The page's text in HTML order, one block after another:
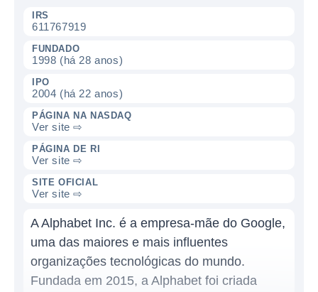
IRS
611767919
FUNDADO
1998 (há 28 anos)
IPO
2004 (há 22 anos)
PÁGINA NA NASDAQ
Ver site ⇨
PÁGINA DE RI
Ver site ⇨
SITE OFICIAL
Ver site ⇨
A Alphabet Inc. é a empresa-mãe do Google,
uma das maiores e mais influentes
organizações tecnológicas do mundo.
Fundada em 2015, a Alphabet foi criada